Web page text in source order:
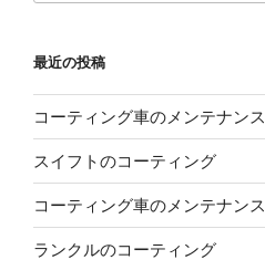
最近の投稿
コーティング車のメンテナンス
スイフトのコーティング
コーティング車のメンテナンス
ランクルのコーティング